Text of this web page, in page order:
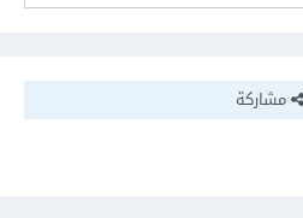
مشاركة